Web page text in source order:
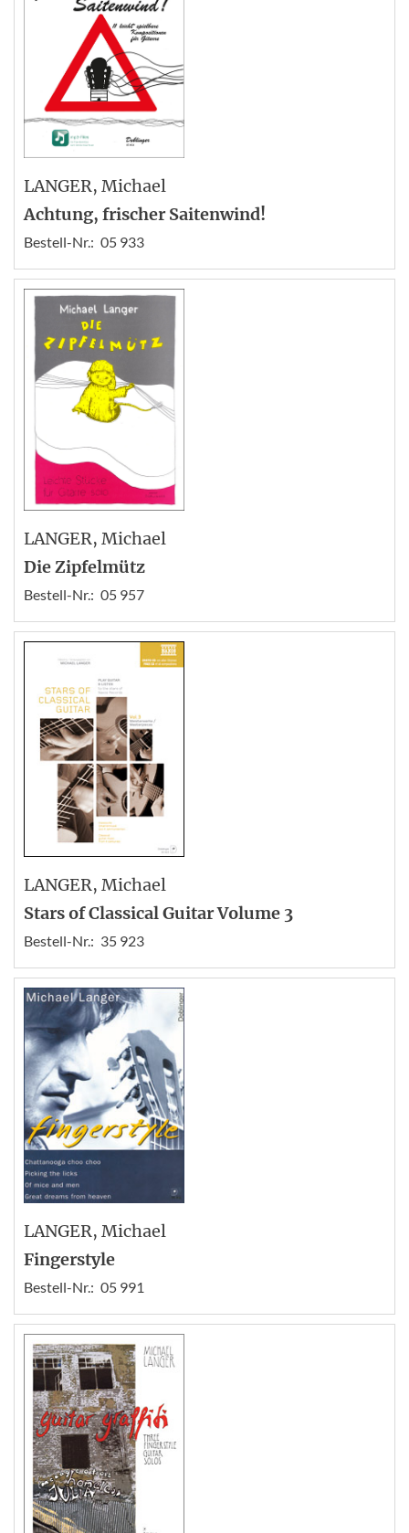
LANGER, Michael
Achtung, frischer Saitenwind!
Bestell-Nr.: 05 933
LANGER, Michael
Die Zipfelmütz
Bestell-Nr.: 05 957
LANGER, Michael
Stars of Classical Guitar Volume 3
Bestell-Nr.: 35 923
LANGER, Michael
Fingerstyle
Bestell-Nr.: 05 991